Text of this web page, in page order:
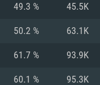
사항
49.3 % 45.5K
50.2 % 63.1K
61.7 % 93.9K
60.1 % 95.3K